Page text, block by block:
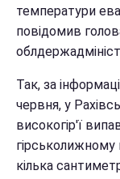
температури
повідомив
Так, за
червня, у
високогір'ї
гірськолижному
кілька